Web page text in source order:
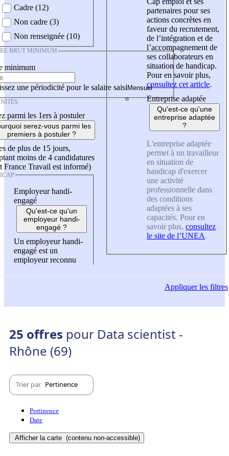
Cadre (12)
Non cadre (3)
Non renseignée (10)
BRUT MINIMUM
minimum
une périodicité pour le salaire saisi
parmi les 1ers à postuler
serez-vous parmi les
premiers à postuler ?
de plus de 15 jours,
moins de 4 candidatures
France Travail est informé)
Employeur handi-
engagé
Qu'est-ce qu'un
employeur handi-
engagé ?
Un employeur handi-
engagé est un
employeur reconnu
partenaires pour ses
actions concrètes en
faveur du recrutement,
de l’intégration et de
l’accompagnement de
ses collaborateurs en
situation de handicap.
Pour en savoir plus,
consultez cet article.
Entreprise adaptée
Qu'est-ce qu'une
entreprise adaptée
?
L'entreprise adaptée
permet à un travailleur
en situation de
handicap d'exercer
une activité
professionnelle dans
des conditions
adaptées à ses
capacités. Pour en
savoir plus, consultez
le site de l’UNEA.
Appliquerles filtres
25 offres pour Data scientist -
Rhône (69)
Trier par Pertinence
Pertinence
Date
Afficher la carte (contenu non-accessible)